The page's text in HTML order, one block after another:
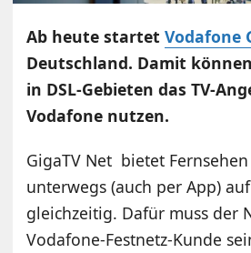
Ab heute startetVodafone
Deutschland. Damit
in DSL-Gebieten das TV-
Vodafone nutzen.
GigaTV Net bietet
unterwegs (auch per App)
gleichzeitig. Dafür muss der
Vodafone-Festnetz-Kunde